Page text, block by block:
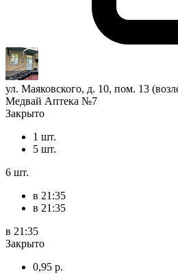
ул. Маяковского, д. 10, пом. 13
Медвай Аптека №7
Закрыто
1 шт.
5 шт.
6 шт.
в 21:35
в 21:35
в 21:35
Закрыто
0,95 р.